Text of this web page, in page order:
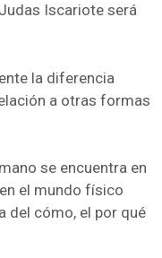
Iscariote será
la diferencia
a otras formas
se encuentra en
el mundo físico
del cómo, el por qué